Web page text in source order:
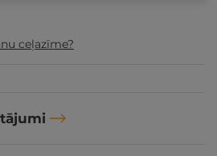
ceļazīme?